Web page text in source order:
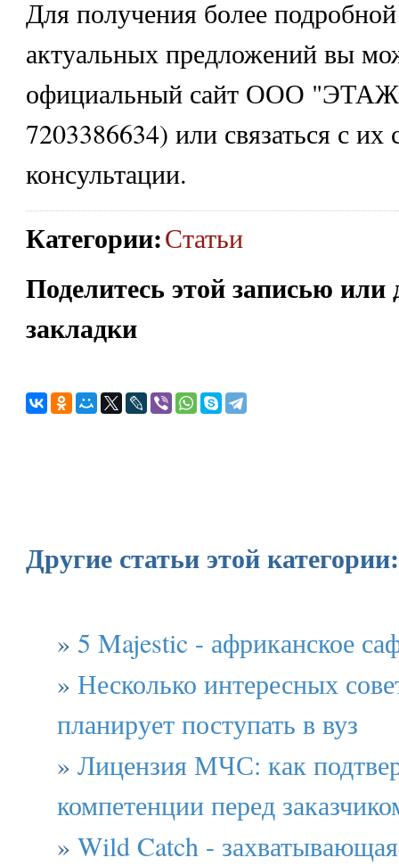
Для получения более
актуальных предложений вы
официальный сайт ООО
7203386634) или связаться с их
консультации.
Категории:Статьи
Поделитесь этой записью или
закладки
Другие статьи этой категории:
» 5 Majestic - африканское
» Несколько интересных
планирует поступать в вуз
» Лицензия МЧС: как
компетенции перед
» Wild Catch -